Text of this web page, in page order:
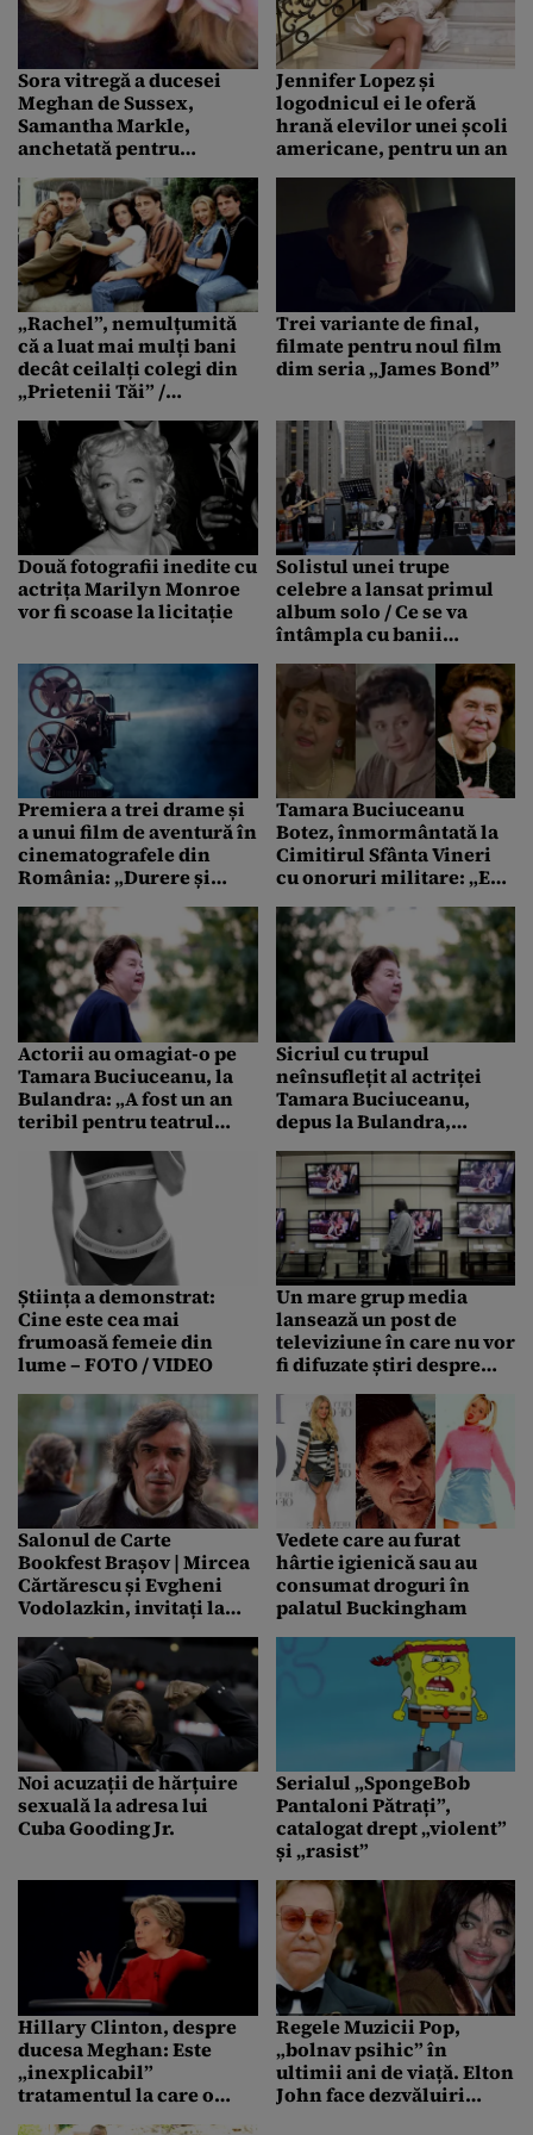
Sora vitregă a ducesei
Meghan de Sussex,
Samantha Markle,
anchetată pentru
Jennifer Lopez și
logodnicul ei le oferă
hrană elevilor unei școli
americane, pentru un an
„Rachel”, nemulțumită
că a luat mai mulți bani
decât ceilalți colegi din
„Prietenii Tăi” /
lui Jennifer Aniston
Trei variante de final,
filmate pentru noul film
dim seria „James Bond”
Două fotografii inedite cu
actrița Marilyn Monroe
vor fi scoase la licitație
Solistul unei trupe
celebre a lansat primul
album solo / Ce se va
întâmpla cu banii
Premiera a trei drame și
a unui film de aventură în
cinematografele din
România: „Durere și
glorie” în viața unui
artist
Tamara Buciuceanu
Botez, înmormântată la
Cimitirul Sfânta Vineri
cu onoruri militare: „Ea
s-a jertfit, a jucat într-o
perioadă istorică
cumplită”
Actorii au omagiat-o pe
Tamara Buciuceanu, la
Bulandra: „A fost un an
teribil pentru teatrul
Sicriul cu trupul
neînsuflețit al actriței
Tamara Buciuceanu,
depus la Bulandra,
Știința a demonstrat:
Cine este cea mai
frumoasă femeie din
lume – FOTO / VIDEO
Un mare grup media
lansează un post de
televiziune în care nu vor
fi difuzate știri despre
Salonul de Carte
Bookfest Brașov | Mircea
Cărtărescu și Evgheni
Vodolazkin, invitați la
Vedete care au furat
hârtie igienică sau au
consumat droguri în
palatul Buckingham
Noi acuzații de hărțuire
sexuală la adresa lui
Cuba Gooding Jr.
Serialul „SpongeBob
Pantaloni Pătrați”,
catalogat drept „violent”
și „rasist”
Hillary Clinton, despre
ducesa Meghan: Este
„inexplicabil”
tratamentul la care o
Regele Muzicii Pop,
„bolnav psihic” în
ultimii ani de viață. Elton
John face dezvăluiri